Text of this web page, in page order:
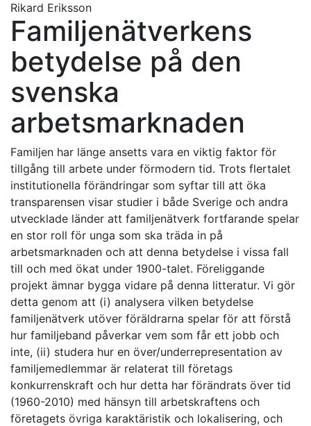
Rikard Eriksson
Familjenätverkens
betydelse på den
svenska
arbetsmarknaden
Familjen har länge ansetts vara en viktig faktor för
tillgång till arbete under förmodern tid. Trots flertalet
institutionella förändringar som syftar till att öka
transparensen visar studier i både Sverige och andra
utvecklade länder att familjenätverk fortfarande spelar
en stor roll för unga som ska träda in på
arbetsmarknaden och att denna betydelse i vissa fall
till och med ökat under 1900-talet. Föreliggande
projekt ämnar bygga vidare på denna litteratur. Vi gör
detta genom att (i) analysera vilken betydelse
familjenätverk utöver föräldrarna spelar för att förstå
hur familjeband påverkar vem som får ett jobb och
inte, (ii) studera hur en över/underrepresentation av
familjemedlemmar är relaterat till företags
konkurrenskraft och hur detta har förändrats över tid
(1960-2010) med hänsyn till arbetskraftens och
företagets övriga karaktäristik och lokalisering, och